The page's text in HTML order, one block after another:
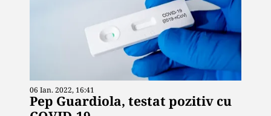
06 Ian. 2022, 16:41
Pep Guardiola, testat pozitiv cu